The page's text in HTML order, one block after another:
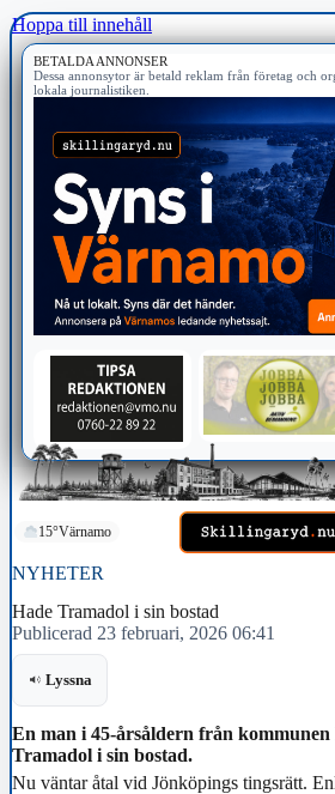
Hoppa till innehåll
BETALDA ANNONSER
Dessa annonsytor är betald reklam från företag och
lokala journalistiken.
15°Värnamo
NYHETER
Hade Tramadol i sin bostad
Publicerad 23 februari, 2026 06:41
Lyssna
En man i 45-årsåldern från kommunen
Tramadol i sin bostad.
Nu väntar åtal vid Jönköpings tingsrätt.